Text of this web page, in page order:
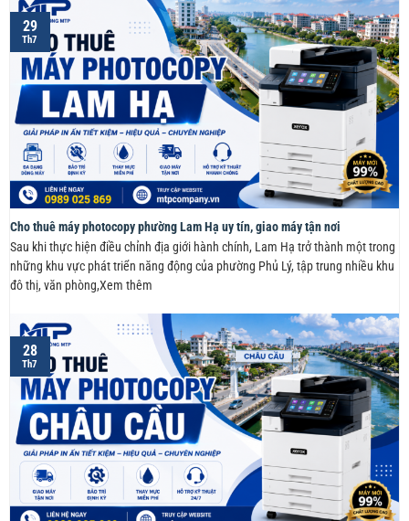
Cho thuê máy photocopy phường Lam Hạ uy tín, giao máy tận nơi
Sau khi thực hiện điều chỉnh địa giới hành chính, Lam Hạ trở thành một trong
những khu vực phát triển năng động của phường Phủ Lý, tập trung nhiều khu
đô thị, văn phòng,Xem thêm
29
Th7
28
Th7